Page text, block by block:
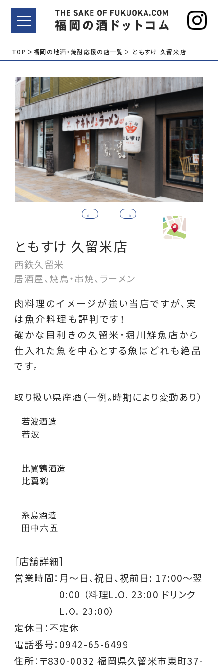
TOP ＞福岡の地酒・焼酎応援の店一覧 ＞ ともすけ 久留米店
ともすけ 久留米店
西鉄久留米
居酒屋、焼鳥・串焼、ラーメン
肉料理のイメージが強い当店ですが、実
は魚介料理も評判です！
確かな目利きの久留米・堀川鮮魚店から
仕入れた魚を中心とする魚はどれも絶品
です。
取り扱い県産酒（一例。時期により変動あり）
若波酒造
若波
比翼鶴酒造
比翼鶴
糸島酒造
田中六五
［店舗詳細］
営業時間： 月～日、祝日、祝前日: 17:00～翌
0:00 （料理L.O. 23:00 ドリンク
L.O. 23:00）
定休日：不定休
電話番号：0942-65-6499
住所：〒830-0032 福岡県久留米市東町37-